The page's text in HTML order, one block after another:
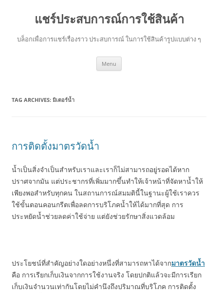
แชร์ประสบการณ์การใช้สินค้า
บล็อกเพื่อการแชร์เรื่องราว ประสบการณ์ ในการใช้สินค้ารูปแบบต่าง ๆ
Menu
TAG ARCHIVES: มิเตอร์น้ำ
การติดตั้งมาตรวัดน้ำ
น้ำเป็นสิ่งจำเป็นสำหรับเราและเราก็ไม่สามารถอยู่รอดได้หาก
ปราศจากมัน แต่ประชากรที่เพิ่มมากขึ้นทำให้เจ้าหน้าที่จัดหาน้ำให้
เพียงพอสำหรับทุกคน ในสถานการณ์สมมตินี้ในฐานะผู้ใช้เราควร
ใช้ขั้นตอนคอนกรีตเพื่อลดการบริโภคน้ำให้ได้มากที่สุด การ
ประหยัดน้ำช่วยลดค่าใช้จ่าย แต่ยังช่วยรักษาสิ่งแวดล้อม
ประโยชน์ที่สำคัญอย่างใดอย่างหนึ่งที่สามารถหาได้จากมาตรวัดน้ำ
คือ การเรียกเก็บเงินจากการใช้งานจริง โดยปกติแล้วจะมีการเรียก
เก็บเงินจำนวนเท่ากันโดยไม่คำนึงถึงปริมาณที่บริโภค การติดตั้ง